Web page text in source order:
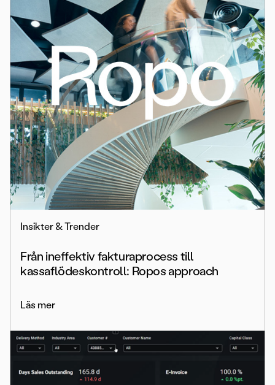
Insikter & Trender
Från ineffektiv fakturaprocess till
kassaflödeskontroll: Ropos approach
Läs mer